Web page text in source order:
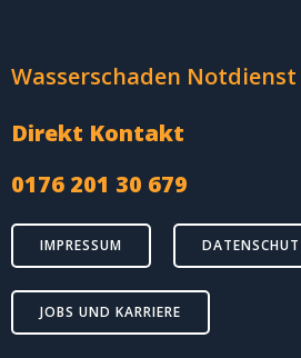
Wasserschaden Notdienst
Direkt Kontakt
0176 201 30 679
IMPRESSUM
JOBS UND KARRIERE